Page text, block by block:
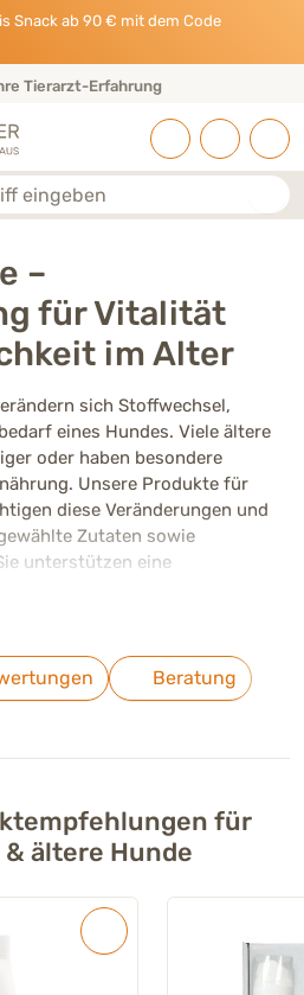
Snack ab 90 € mit dem Code
Tierarzt-Erfahrung
–
für Vitalität
im Alter
sich Stoffwechsel,
eines Hundes. Viele ältere
oder haben besondere
Unsere Produkte für
diese Veränderungen und
Zutaten sowie
unterstützen eine
und Wohlbefinden auch
Beratung
für
ältere Hunde